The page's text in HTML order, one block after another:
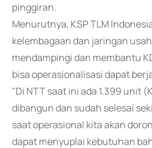
pinggiran.
Menurutnya, KSP TLM
kelembagaan dan jaringan
mendampingi dan membantu
bisa operasionalisasi dapat
"Di NTT saat ini ada 1.399 unit
dibangun dan sudah selesai
saat operasional kita akan
dapat menyuplai kebutuhan